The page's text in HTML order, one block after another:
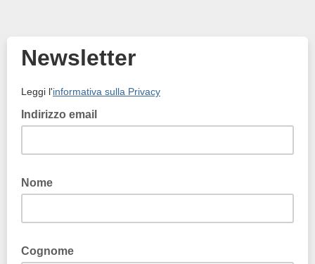
Newsletter
Leggi l'informativa sulla Privacy
Indirizzo email
Nome
Cognome